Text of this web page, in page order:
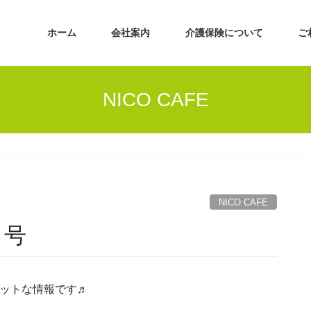
ホーム 会社案内 介護保険について ご
NICO CAFE
NICO CAFE
トな情報です♬